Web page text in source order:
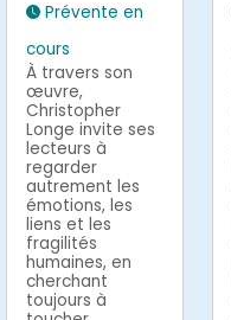
Prévente en
cours
À travers son
œuvre,
Christopher
Longe invite ses
lecteurs à
regarder
autrement les
émotions, les
liens et les
fragilités
humaines, en
cherchant
toujours à